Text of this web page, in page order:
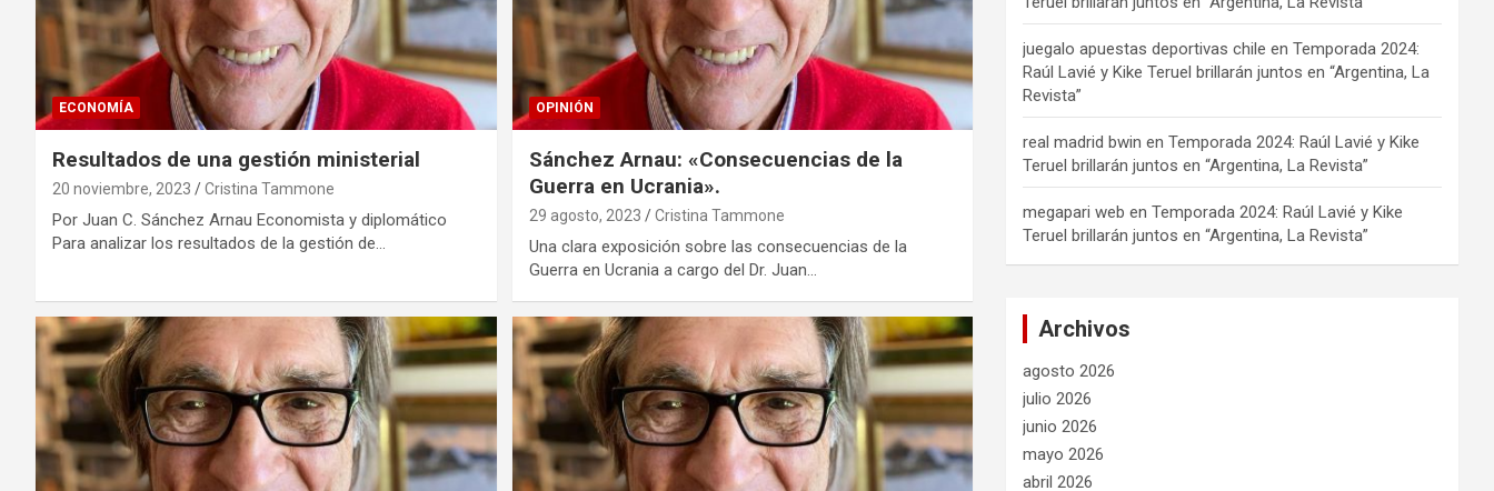
ECONOMÍA
Resultados de una gestión ministerial
20 noviembre, 2023 Cristina Tammone
Por Juan C. Sánchez Arnau Economista y diplomático
Para analizar los resultados de la gestión de…
OPINIÓN
Sánchez Arnau: «Consecuencias de la
Guerra en Ucrania».
29 agosto, 2023 Cristina Tammone
Una clara exposición sobre las consecuencias de la
Guerra en Ucrania a cargo del Dr. Juan…
juegalo apuestas deportivas chile enTemporada 2024:
Raúl Lavié y Kike Teruel brillarán juntos en “Argentina, La
Revista”
real madrid bwin enTemporada 2024: Raúl Lavié y Kike
Teruel brillarán juntos en “Argentina, La Revista”
megapari web enTemporada 2024: Raúl Lavié y Kike
Teruel brillarán juntos en “Argentina, La Revista”
Archivos
agosto 2026
julio 2026
junio 2026
mayo 2026
abril 2026